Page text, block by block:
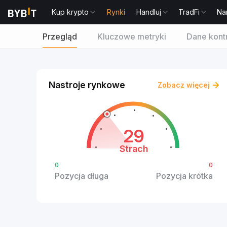
Kup krypto Rynki Handluj TradFi
Przegląd Kluczowe metryki Dane
Nastroje rynkowe Zobacz więcej
29
Strach
0
Pozycja długa
0
Pozycja krótka